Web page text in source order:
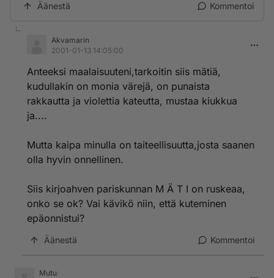
Äänestä Kommentoi
Akvamarin
2001-01-13 14:05:00
Anteeksi maalaisuuteni,tarkoitin siis mätiä,
kudullakin on monia värejä, on punaista
rakkautta ja violettia kateutta, mustaa kiukkua
ja....
Mutta kaipa minulla on taiteellisuutta,josta saanen
olla hyvin onnellinen.
Siis kirjoahven pariskunnan M Ä T I on ruskeaa,
onko se ok? Vai kävikö niin, että kuteminen
epäonnistui?
Äänestä Kommentoi
Mutu